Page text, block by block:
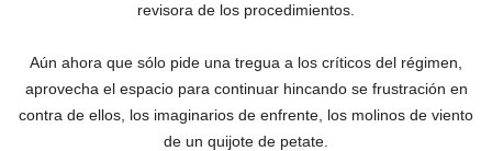
revisora de los procedimientos.
Aún ahora que sólo pide una tregua a los críticos del régimen,
aprovecha el espacio para continuar hincando se frustración en
contra de ellos, los imaginarios de enfrente, los molinos de viento
de un quijote de petate.